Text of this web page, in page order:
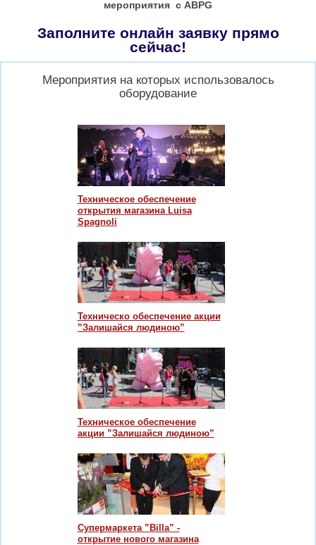
мероприятия с ABPG
Заполните онлайн заявку прямо
сейчас!
Мероприятия на которых использовалось
оборудование
Техническое обеспечение
открытия магазина Luisa
Spagnoli
Техническо обеспечение акции
”Залишайся людиною”
Техническое обеспечение
акции ”Залишайся людиною”
Супермаркета ”Billa” -
открытие нового магазина